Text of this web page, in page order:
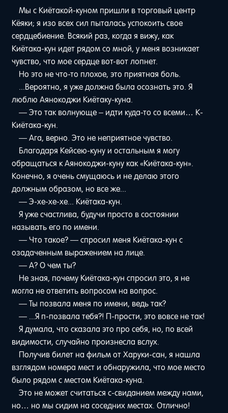
Мы с Киётакой-куном пришли в торговый центр
Кёяки; я изо всех сил пыталась успокоить свое
сердцебиение. Всякий раз, когда я вижу, как
Киётака-кун идет рядом со мной, у меня возникает
чувство, что мое сердце вот-вот лопнет.
Но это не что-то плохое, это приятная боль.
...Вероятно, я уже должна была осознать это. Я
люблю Аянокоджи Киётаку-куна.
— Это так волнующе – идти куда-то со всеми… К-
Киётака-кун.
— Ага, верно. Это не неприятное чувство.
Благодаря Кейсею-куну и остальным я могу
обращаться к Аянокоджи-куну как «Киётака-кун».
Конечно, я очень смущаюсь и не делаю этого
должным образом, но все же...
— Э-хе-хе-хе... Киётака-кун.
Я уже счастлива, будучи просто в состоянии
называть его по имени.
— Что такое? — спросил меня Киётака-кун с
озадаченным выражением на лице.
— А? О чем ты?
Не зная, почему Киётака-кун спросил это, я не
могла не ответить вопросом на вопрос.
— Ты позвала меня по имени, ведь так?
— ...Я п-позвала тебя?! П-прости, это вовсе не так!
Я думала, что сказала это про себя, но, по всей
видимости, случайно произнесла вслух.
Получив билет на фильм от Харуки-сан, я нашла
взглядом номера мест и обнаружила, что мое место
было рядом с местом Киётака-куна.
Это не может считаться с-свиданием между нами,
но… но мы сидим на соседних местах. Отлично!